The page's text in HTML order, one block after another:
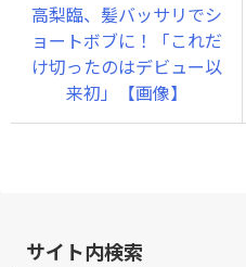
高梨臨、髪バッサリでシ
ョートボブに！「これだ
け切ったのはデビュー以
来初」【画像】
サイト内検索